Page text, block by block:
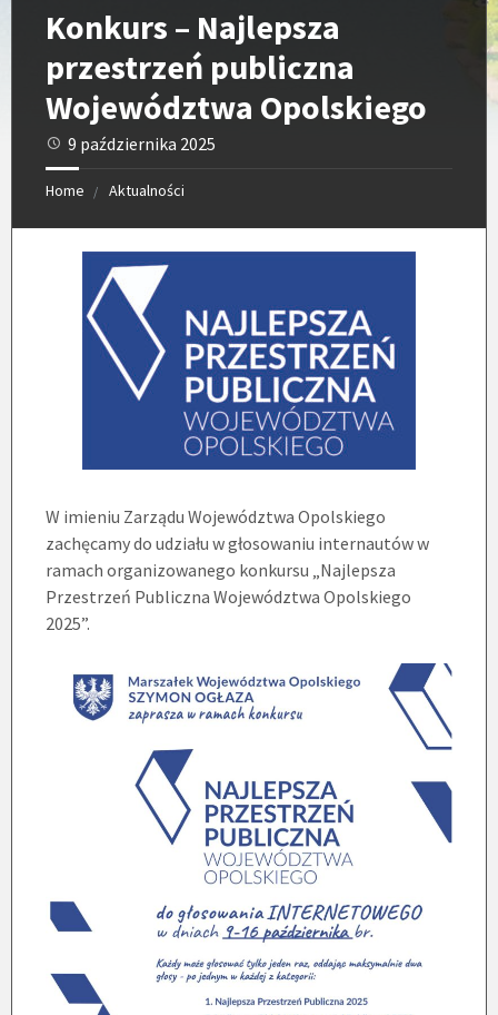
Konkurs – Najlepsza
przestrzeń publiczna
Województwa Opolskiego
9 października 2025
Home Aktualności
W imieniu Zarządu Województwa Opolskiego
zachęcamy do udziału w głosowaniu internautów w
ramach organizowanego konkursu „Najlepsza
Przestrzeń Publiczna Województwa Opolskiego
2025”.